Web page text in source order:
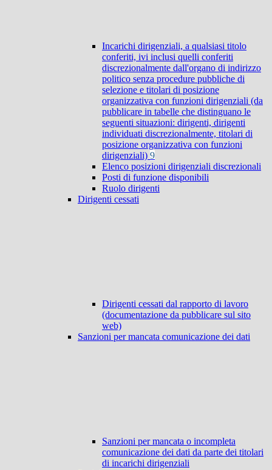
Incarichi dirigenziali, a qualsiasi titolo
conferiti, ivi inclusi quelli conferiti
discrezionalmente dall'organo di indirizzo
politico senza procedure pubbliche di
selezione e titolari di posizione
organizzativa con funzioni dirigenziali (da
pubblicare in tabelle che distinguano le
seguenti situazioni: dirigenti, dirigenti
individuati discrezionalmente, titolari di
posizione organizzativa con funzioni
dirigenziali) 9
Elenco posizioni dirigenziali discrezionali
Posti di funzione disponibili
Ruolo dirigenti
Dirigenti cessati
Dirigenti cessati dal rapporto di lavoro
(documentazione da pubblicare sul sito
web)
Sanzioni per mancata comunicazione dei dati
Sanzioni per mancata o incompleta
comunicazione dei dati da parte dei titolari
di incarichi dirigenziali